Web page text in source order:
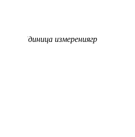
Единица измерениягр